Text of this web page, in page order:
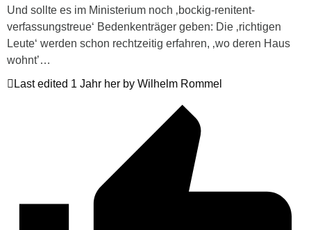
Und sollte es im Ministerium noch ‚bockig-renitent-
verfassungstreue‘ Bedenkenträger geben: Die ‚richtigen
Leute‘ werden schon rechtzeitig erfahren, ‚wo deren Haus
wohnt’…
Last edited 1 Jahr her by Wilhelm Rommel